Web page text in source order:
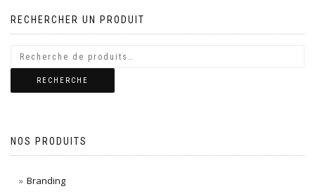
l’article
RECHERCHER UN PRODUIT
RECHERCHE
NOS PRODUITS
Branding